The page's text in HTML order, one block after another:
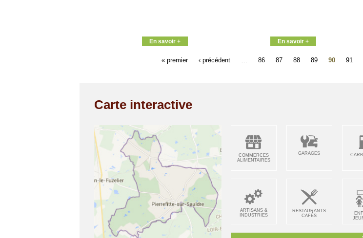
En savoir + En savoir +
« premier ‹ précédent 86 87 88 89 90 91
Carte interactive
COMMERCES
ALIMENTAIRES
GARAGES
ARTISANS &
INDUSTRIES
RESTAURANTS
CAFÉS